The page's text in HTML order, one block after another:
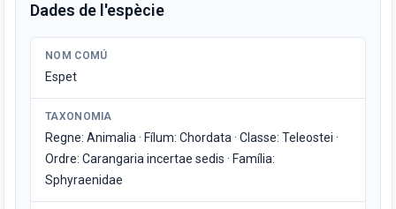
Dades de l'espècie
NOM COMÚ
Espet
TAXONOMIA
Regne: Animalia · Fílum: Chordata · Classe: Teleostei ·
Ordre: Carangaria incertae sedis · Família:
Sphyraenidae